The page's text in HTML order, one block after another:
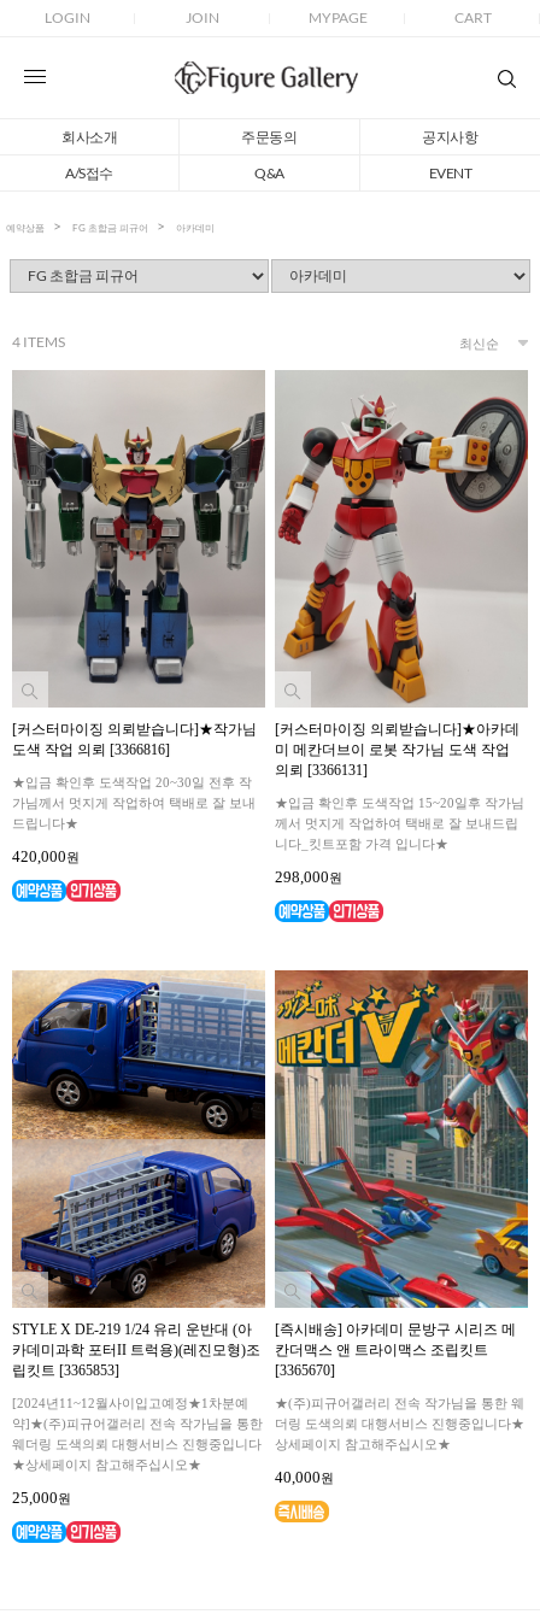
LOGIN JOIN MYPAGE CART
회사소개 주문동의
공지사항
A/S접수
Q&A EVENT
예약상품 FG 초합금 피규어 아카데미
4 ITEMS
[커스터마이징 의뢰받습니다]★작가님
도색 작업 의뢰 [3366816]
★입금 확인후 도색작업 20~30일 전후 작
가님께서 멋지게 작업하여 택배로 잘 보내
드립니다★
420,000원
[커스터마이징 의뢰받습니다]★아카데
미 메칸더브이 로봇 작가님 도색 작업
의뢰 [3366131]
★입금 확인후 도색작업 15~20일후 작가님
께서 멋지게 작업하여 택배로 잘 보내드립
니다_킷트포함 가격 입니다★
298,000원
STYLE X DE-219 1/24 유리 운반대 (아
카데미과학 포터II 트럭용)(레진모형)조
립킷트 [3365853]
[2024년11~12월사이입고예정★1차분예
약]★(주)피규어갤러리 전속 작가님을 통한
웨더링 도색의뢰 대행서비스 진행중입니다
★상세페이지 참고해주십시오★
25,000원
[즉시배송] 아카데미 문방구 시리즈 메
칸더맥스 앤 트라이맥스 조립킷트
[3365670]
★(주)피규어갤러리 전속 작가님을 통한 웨
더링 도색의뢰 대행서비스 진행중입니다★
상세페이지 참고해주십시오★
40,000원